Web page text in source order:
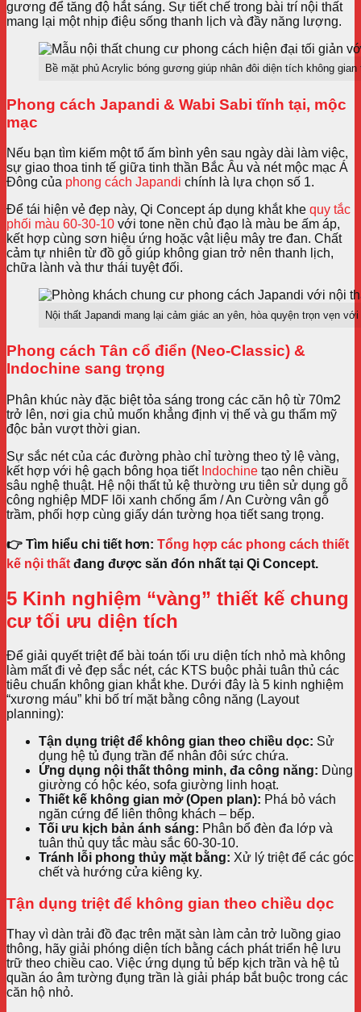
gương để tăng độ hắt sáng. Sự tiết chế trong bài trí nội thất
mang lại một nhịp điệu sống thanh lịch và đầy năng lượng.
Bề mặt phủ Acrylic bóng gương giúp nhân đôi diện tích không gian
Phong cách Japandi & Wabi Sabi tĩnh tại, mộc
mạc
Nếu bạn tìm kiếm một tổ ấm bình yên sau ngày dài làm việc,
sự giao thoa tinh tế giữa tinh thần Bắc Âu và nét mộc mạc Á
Đông của phong cách Japandi chính là lựa chọn số 1.
Để tái hiện vẻ đẹp này, Qi Concept áp dụng khắt khe quy tắc
phối màu 60-30-10 với tone nền chủ đạo là màu be ấm áp,
kết hợp cùng sơn hiệu ứng hoặc vật liệu mây tre đan. Chất
cảm tự nhiên từ đồ gỗ giúp không gian trở nên thanh lịch,
chữa lành và thư thái tuyệt đối.
Nội thất Japandi mang lại cảm giác an yên, hòa quyện trọn vẹn
Phong cách Tân cổ điển (Neo-Classic) &
Indochine sang trọng
Phân khúc này đặc biệt tỏa sáng trong các căn hộ từ 70m2
trở lên, nơi gia chủ muốn khẳng định vị thế và gu thẩm mỹ
độc bản vượt thời gian.
Sự sắc nét của các đường phào chỉ tường theo tỷ lệ vàng,
kết hợp với hệ gạch bông họa tiết Indochine tạo nên chiều
sâu nghệ thuật. Hệ nội thất tủ kệ thường ưu tiên sử dụng gỗ
công nghiệp MDF lõi xanh chống ẩm / An Cường vân gỗ
trầm, phối hợp cùng giấy dán tường họa tiết sang trọng.
👉 Tìm hiểu chi tiết hơn: Tổng hợp các phong cách thiết
kế nội thất đang được săn đón nhất tại Qi Concept.
5 Kinh nghiệm “vàng” thiết kế chung
cư tối ưu diện tích
Để giải quyết triệt để bài toán tối ưu diện tích nhỏ mà không
làm mất đi vẻ đẹp sắc nét, các KTS buộc phải tuân thủ các
tiêu chuẩn không gian khắt khe. Dưới đây là 5 kinh nghiệm
“xương máu” khi bố trí mặt bằng công năng (Layout
planning):
Tận dụng triệt để không gian theo chiều dọc: Sử
dụng hệ tủ đụng trần để nhân đôi sức chứa.
Ứng dụng nội thất thông minh, đa công năng: Dùng
giường có hộc kéo, sofa giường linh hoạt.
Thiết kế không gian mở (Open plan): Phá bỏ vách
ngăn cứng để liên thông khách – bếp.
Tối ưu kịch bản ánh sáng: Phân bổ đèn đa lớp và
tuân thủ quy tắc màu sắc 60-30-10.
Tránh lỗi phong thủy mặt bằng: Xử lý triệt để các góc
chết và hướng cửa kiêng kỵ.
Tận dụng triệt để không gian theo chiều dọc
Thay vì dàn trải đồ đạc trên mặt sàn làm cản trở luồng giao
thông, hãy giải phóng diện tích bằng cách phát triển hệ lưu
trữ theo chiều cao. Việc ứng dụng tủ bếp kịch trần và hệ tủ
quần áo âm tường đụng trần là giải pháp bắt buộc trong các
căn hộ nhỏ.